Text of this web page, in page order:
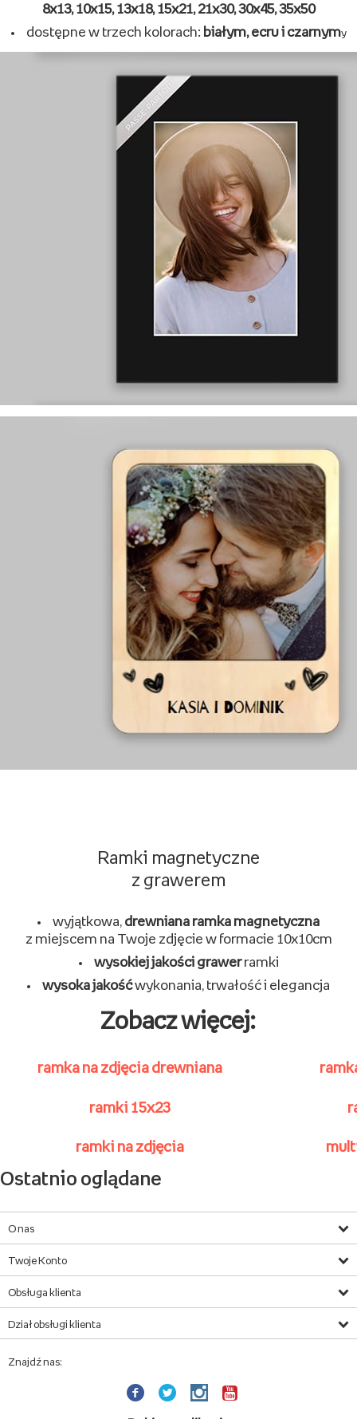
Multirama
wykonanez drewna
wyprodukowane w Polsce
mogą pomieścić od 3 do 5 zdjęć
na różne wielkości zdjęć
różnorodne kształty
Passe-partout
wyprodukowane w Polsce
występują w rozmiarach:
na różne wielkości zdjęć:
8x13, 10x15, 13x18, 15x21, 21x30, 30x45, 35x50
dostępne w trzech kolorach:białym, ecru i czarnym
z grawerem
z miejscem na Twoje zdjęcie w formacie 10x10cm